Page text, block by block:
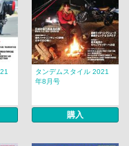
タンデムスタイル 2021
年8月号
購入